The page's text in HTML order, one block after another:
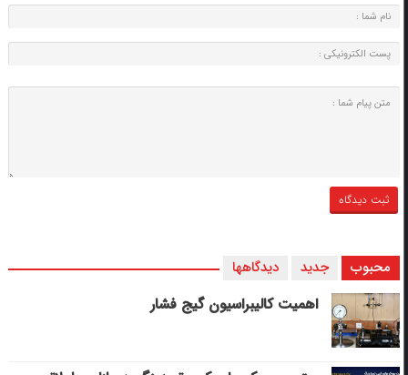
محبوب جدید دیدگاهها
اهمیت کالیبراسیون گیج فشار